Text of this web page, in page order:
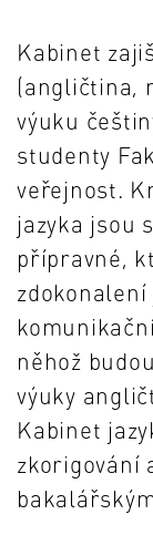
Kabinet
(angličtina,
výuku
studenty
veřejnost.
jazyka jsou
přípravné,
zdokonalení
něhož
výuky
Kabinet
zkorigování